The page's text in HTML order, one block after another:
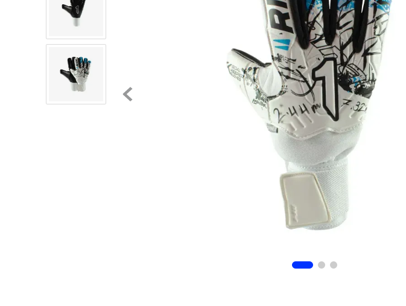
tenis niño